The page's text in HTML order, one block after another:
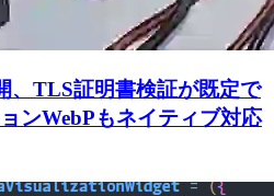
、TLS証明書検証が既定で
ンWebPもネイティブ対応